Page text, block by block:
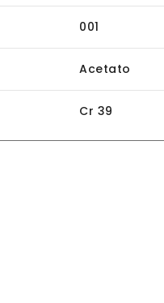
001
Acetato
Cr 39